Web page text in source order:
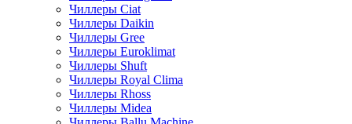
Чиллеры Ciat
Чиллеры Daikin
Чиллеры Gree
Чиллеры Euroklimat
Чиллеры Shuft
Чиллеры Royal Clima
Чиллеры Rhoss
Чиллеры Midea